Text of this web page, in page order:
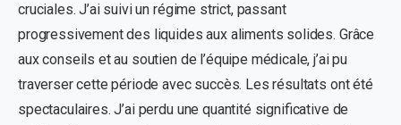
cruciales. J’ai suivi un régime strict, passant
progressivement des liquides aux aliments solides. Grâce
aux conseils et au soutien de l’équipe médicale, j’ai pu
traverser cette période avec succès. Les résultats ont été
spectaculaires. J’ai perdu une quantité significative de